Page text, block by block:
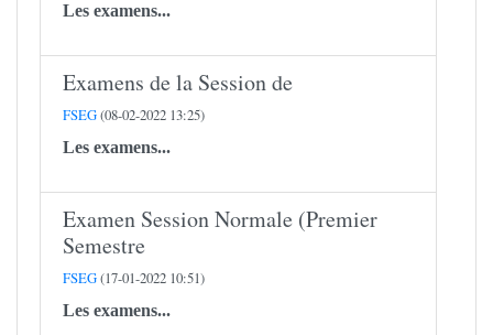
Les examens...
Examens de la Session de
FSEG(08-02-2022 13:25)
Les examens...
Examen Session Normale (Premier
Semestre
FSEG(17-01-2022 10:51)
Les examens...